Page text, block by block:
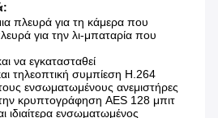
πλευρά για τη κάμερα που
για την λι-μπαταρία που
να εγκατασταθεί
τηλεοπτική συμπίεση H.264
ενσωματωμένους ανεμιστήρες
κρυπτογράφηση AES 128 μπιτ
ιδιαίτερα ενσωματωμένος